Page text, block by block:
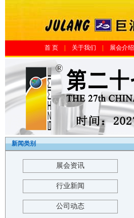
首 页 关于我们 展会介绍
新闻类别
展会资讯
行业新闻
公司动态